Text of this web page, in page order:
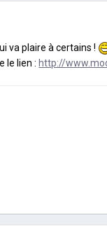
va plaire à certains !
le lien : http://